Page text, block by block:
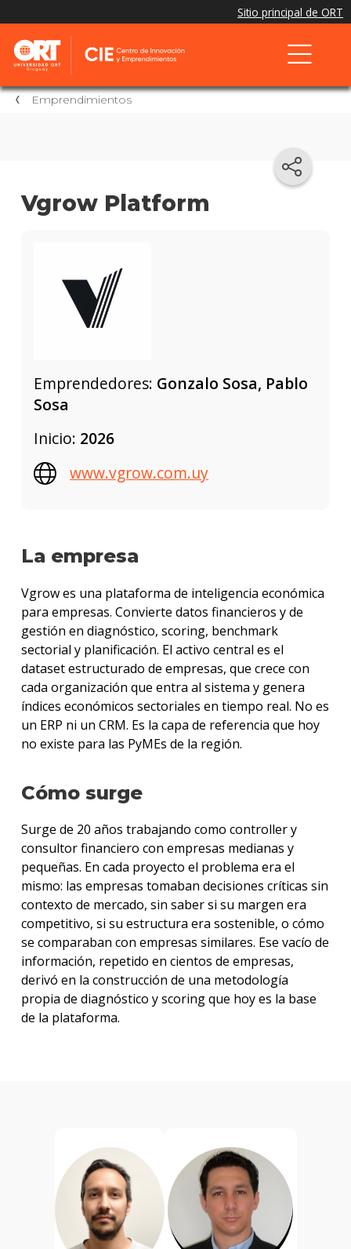
Emprendimientos
Vgrow Platform
Emprendedores: Gonzalo Sosa, Pablo
Sosa
Inicio: 2026
www.vgrow.com.uy
La empresa
Vgrow es una plataforma de inteligencia económica
para empresas. Convierte datos financieros y de
gestión en diagnóstico, scoring, benchmark
sectorial y planificación. El activo central es el
dataset estructurado de empresas, que crece con
cada organización que entra al sistema y genera
índices económicos sectoriales en tiempo real. No es
un ERP ni un CRM. Es la capa de referencia que hoy
no existe para las PyMEs de la región.
Cómo surge
Surge de 20 años trabajando como controller y
consultor financiero con empresas medianas y
pequeñas. En cada proyecto el problema era el
mismo: las empresas tomaban decisiones críticas sin
contexto de mercado, sin saber si su margen era
competitivo, si su estructura era sostenible, o cómo
se comparaban con empresas similares. Ese vacío de
información, repetido en cientos de empresas,
derivó en la construcción de una metodología
propia de diagnóstico y scoring que hoy es la base
de la plataforma.